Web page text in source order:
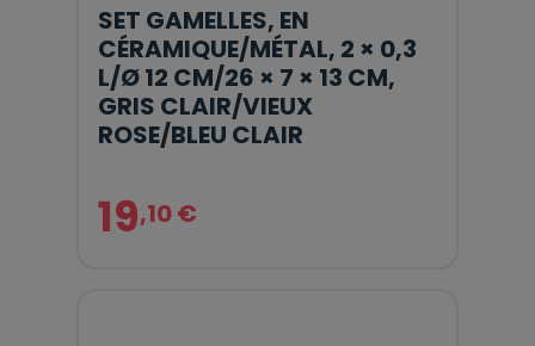
SET GAMELLES, EN
CÉRAMIQUE/MÉTAL, 2 × 0,3
L/Ø 12 CM/26 × 7 × 13 CM,
GRIS CLAIR/VIEUX
ROSE/BLEU CLAIR
19,10 €